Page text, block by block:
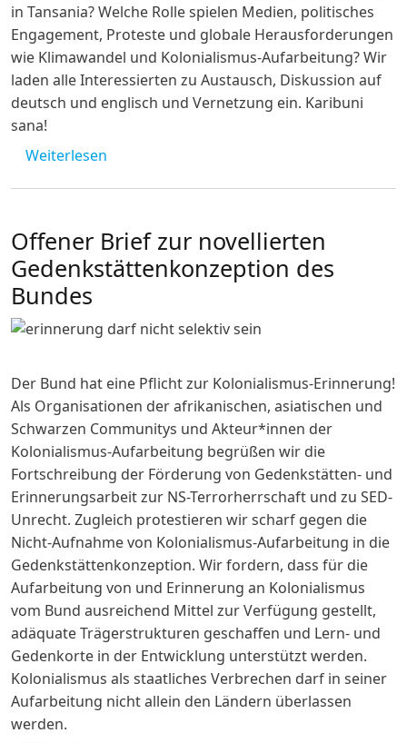
in Tansania? Welche Rolle spielen Medien, politisches
Engagement, Proteste und globale Herausforderungen
wie Klimawandel und Kolonialismus-Aufarbeitung? Wir
laden alle Interessierten zu Austausch, Diskussion auf
deutsch und englisch und Vernetzung ein. Karibuni
sana!
Weiterlesen
Offener Brief zur novellierten
Gedenkstättenkonzeption des
Bundes
Image
Der Bund hat eine Pflicht zur Kolonialismus-Erinnerung!
Als Organisationen der afrikanischen, asiatischen und
Schwarzen Communitys und Akteur*innen der
Kolonialismus-Aufarbeitung begrüßen wir die
Fortschreibung der Förderung von Gedenkstätten- und
Erinnerungsarbeit zur NS-Terrorherrschaft und zu SED-
Unrecht. Zugleich protestieren wir scharf gegen die
Nicht-Aufnahme von Kolonialismus-Aufarbeitung in die
Gedenkstättenkonzeption. Wir fordern, dass für die
Aufarbeitung von und Erinnerung an Kolonialismus
vom Bund ausreichend Mittel zur Verfügung gestellt,
adäquate Trägerstrukturen geschaffen und Lern- und
Gedenkorte in der Entwicklung unterstützt werden.
Kolonialismus als staatliches Verbrechen darf in seiner
Aufarbeitung nicht allein den Ländern überlassen
werden.